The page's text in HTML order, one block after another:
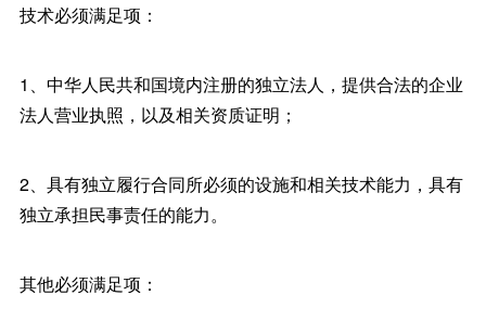
技术必须满足项：
1、中华人民共和国境内注册的独立法人，提供合法的企业
法人营业执照，以及相关资质证明；
2、具有独立履行合同所必须的设施和相关技术能力，具有
独立承担民事责任的能力。
其他必须满足项：